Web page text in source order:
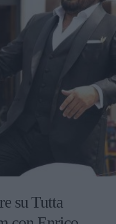
su Tutta